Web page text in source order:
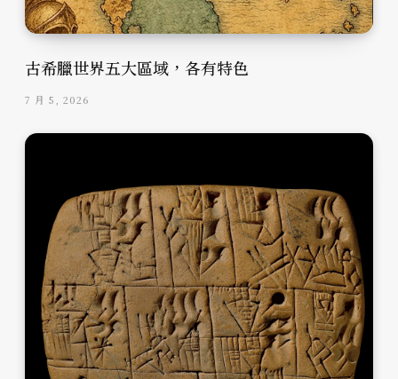
古希臘世界五大區域，各有特色
7 月 5, 2026